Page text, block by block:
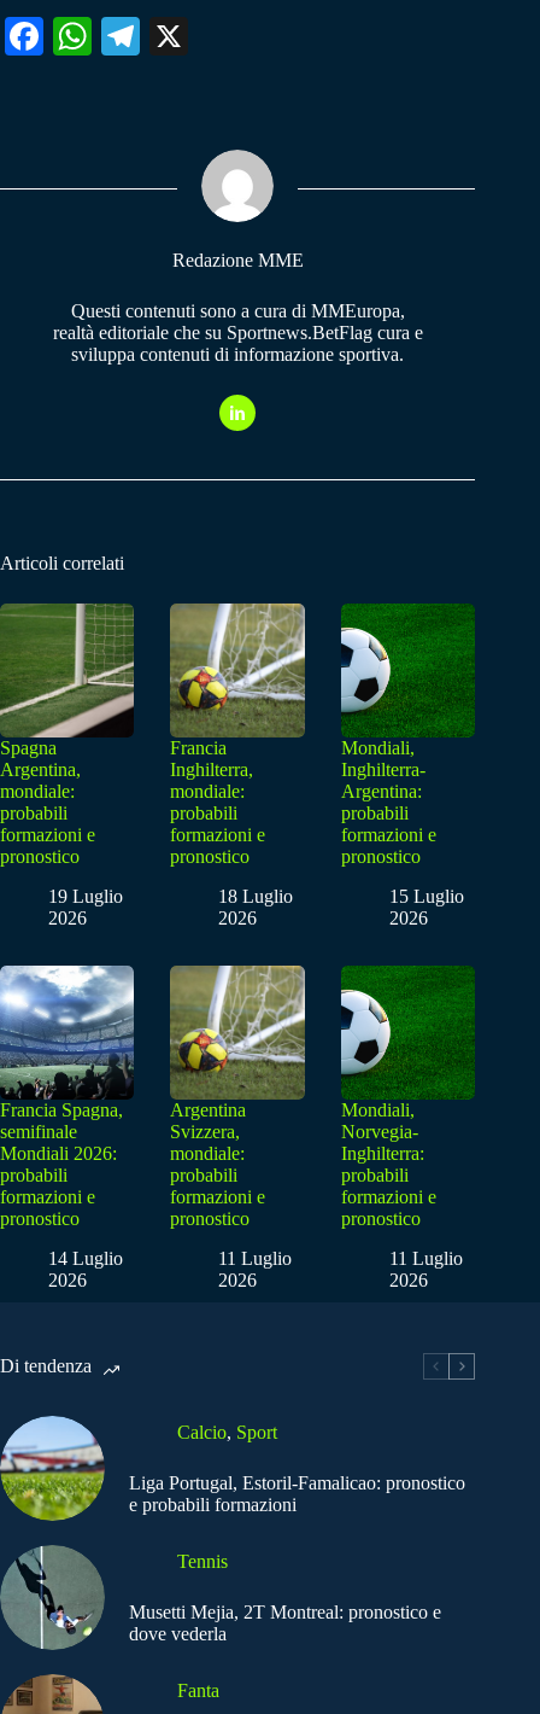
Fa W
pp
Te
m
Redazione MME
Questi contenuti sono a cura di MMEuropa,
realtà editoriale che su Sportnews.BetFlag cura e
sviluppa contenuti di informazione sportiva.
Articoli correlati
Spagna
Argentina,
mondiale:
probabili
formazioni e
pronostico
19 Luglio
2026
Francia
Inghilterra,
mondiale:
probabili
formazioni e
pronostico
18 Luglio
2026
Mondiali,
Inghilterra-
Argentina:
probabili
formazioni e
pronostico
15 Luglio
2026
Francia Spagna,
semifinale
Mondiali 2026:
probabili
formazioni e
pronostico
14 Luglio
2026
Argentina
Svizzera,
mondiale:
probabili
formazioni e
pronostico
11 Luglio
2026
Mondiali,
Norvegia-
Inghilterra:
probabili
formazioni e
pronostico
11 Luglio
2026
Di tendenza
Calcio, Sport
Liga Portugal, Estoril-Famalicao: pronostico
e probabili formazioni
Tennis
Musetti Mejia, 2T Montreal: pronostico e
dove vederla
Fanta